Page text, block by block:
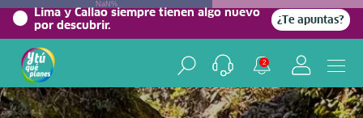
Lima y Callao siempre tienen algo nuevo
por descubrir.
¿Te apuntas?
2
NaN%